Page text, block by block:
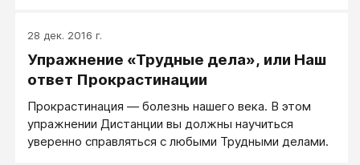
28 дек. 2016 г.
Упражнение «Трудные дела», или Наш
ответ Прокрастинации
Прокрастинация — болезнь нашего века. В этом
упражнении Дистанции вы должны научиться
уверенно справляться с любыми Трудными делами.